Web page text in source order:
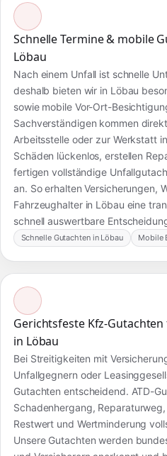
Schnelle Termine & mobile
Löbau
Nach einem Unfall ist schnelle
deshalb bieten wir in Löbau
sowie mobile Vor-Ort-
Sachverständigen kommen
Arbeitsstelle oder zur Werkstatt
Schäden lückenlos, erstellen
fertigen vollständige
an. So erhalten Versicherungen,
Fahrzeughalter in Löbau eine
schnell auswertbare
Schnelle Gutachten in Löbau Mobile
Gerichtsfeste Kfz-
in Löbau
Bei Streitigkeiten mit
Unfallgegnern oder
Gutachten entscheidend. ATD-
Schadenhergang,
Restwert und Wertminderung
Unsere Gutachten werden